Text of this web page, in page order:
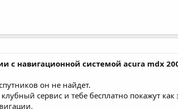
с навигационной системой acura mdx
он не найдет.
сервис и тебе бесплатно покажут как